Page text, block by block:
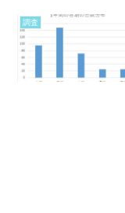
調査